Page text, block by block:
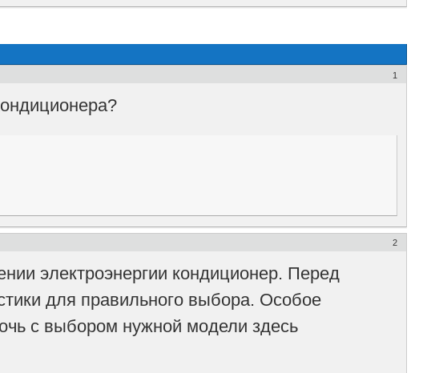
1
2
электроэнергии кондиционер. Перед
для правильного выбора. Особое
с выбором нужной модели здесь